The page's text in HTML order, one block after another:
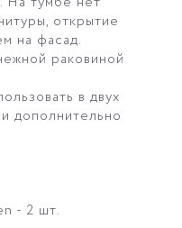
открытие
на фасад.
раковиной
в двух
дополнительно
- 2 шт.